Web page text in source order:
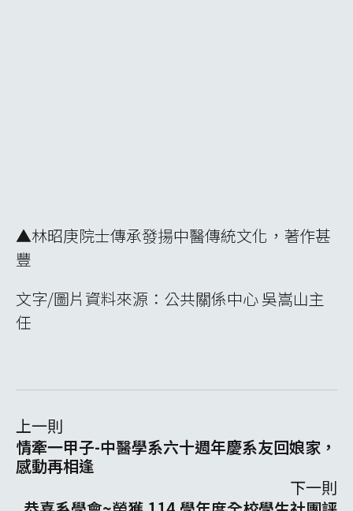
▲林昭庚院士傳承發揚中醫傳統文化，著作甚
豐
文字/圖片資料來源：公共關係中心 吳嵩山主
任
上一則
情牽一甲子-中醫學系六十週年慶系友回娘家，
感動再相逢
下一則